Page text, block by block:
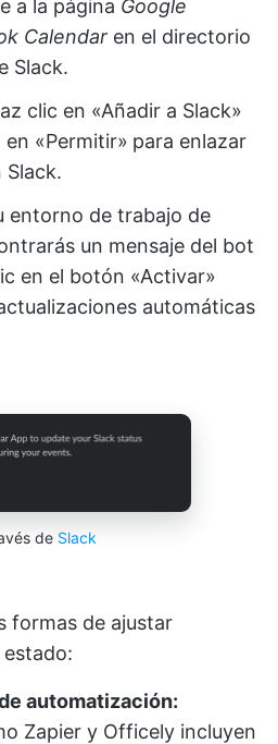
a la página Google
Calendar en el directorio
Slack.
clic en «Añadir a Slack»
«Permitir» para enlazar
Slack.
entorno de trabajo de
un mensaje del bot
en el botón «Activar»
automáticas
de Slack
formas de ajustar
automatización:
Zapier y Officely incluyen